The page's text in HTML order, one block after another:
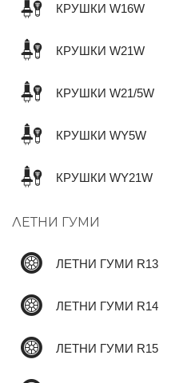
КРУШКИ W16W
КРУШКИ W21W
КРУШКИ W21/5W
КРУШКИ WY5W
КРУШКИ WY21W
ЛЕТНИ ГУМИ
ЛЕТНИ ГУМИ R13
ЛЕТНИ ГУМИ R14
ЛЕТНИ ГУМИ R15